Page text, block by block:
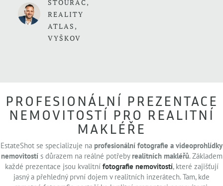
ŠTOURAČ,
REALITY
ATLAS,
VYŠKOV
PROFESIONÁLNÍ PREZENTACE
NEMOVITOSTÍ PRO REALITNÍ
MAKLÉŘE
EstateShot se specializuje na profesionální fotografie a videoprohlídky
nemovitostís důrazem na reálné potřeby realitních makléřů. Základem
každé prezentace jsou kvalitní fotografie nemovitostí, které zajišťují
jasný a přehledný první dojem v realitních inzerátech. Tam, kde